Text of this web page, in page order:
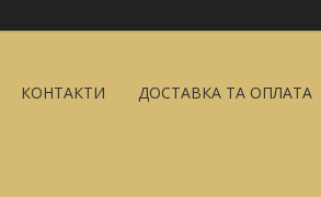
КОНТАКТИ ДОСТАВКА ТА ОПЛАТА